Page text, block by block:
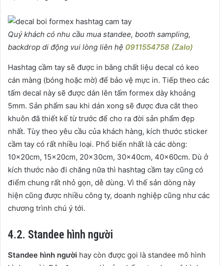
Quý khách có nhu cầu mua standee, booth sampling,
backdrop di động vui lòng liên hệ 0911554758 (Zalo)
Hashtag cầm tay sẽ được in bằng chất liệu decal có keo
cán màng (bóng hoặc mờ) để bảo vệ mực in. Tiếp theo các
tấm decal này sẽ được dán lên tấm formex dày khoảng
5mm. Sản phẩm sau khi dán xong sẽ được đưa cắt theo
khuôn đã thiết kế từ trước để cho ra đời sản phẩm đẹp
nhất. Tùy theo yêu cầu của khách hàng, kích thước sticker
cầm tay có rất nhiều loại. Phổ biến nhất là các dòng:
10x20cm, 15x20cm, 20x30cm, 30x40cm, 40x60cm. Dù ở
kích thước nào đi chăng nữa thì hashtag cầm tay cũng có
điểm chung rất nhỏ gọn, dễ dùng. Vì thế sản dòng này
hiện cũng được nhiều công ty, doanh nghiệp cũng như các
chương trình chú ý tới.
4.2. Standee hình người
Standee hình người hay còn được gọi là standee mô hình